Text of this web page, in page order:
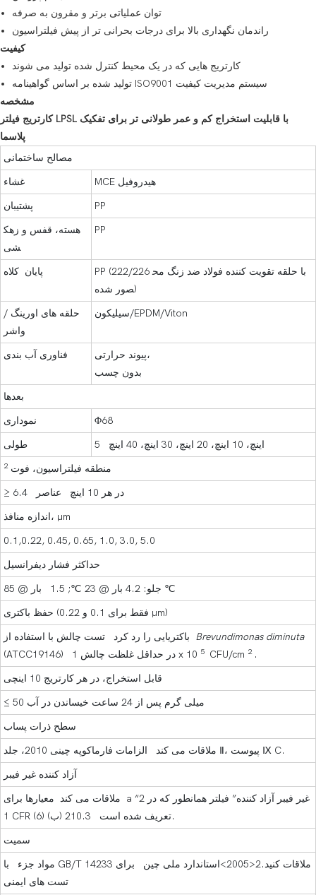
توان عملیاتی برتر و مقرون به صرفه
راندمان نگهداری بالا برای درجات بحرانی تر از پیش فیلتراسیون
کیفیت
کارتریج هایی که در یک محیط کنترل شده تولید می شوند
تولید شده بر اساس گواهینامه ISO9001 سیستم مدیریت کیفیت
مشخصه
کارتریج فیلتر LPSL با قابلیت استخراج کم و عمر طولانی تر برای تفکیک
پلاسما
مصالح ساختمانی
غشاء
MCE هیدروفیل
PP
هسته، قفس و زهک
شی
PP
پایان کلاه
PP (222/226 با حلقه تقویت کننده فولاد ضد زنگ مح
صور شده)
حلقه های اورینگ /
واشر
سیلیکون/EPDM/Viton
فناوری آب بندی
پیوند حرارتی،
بدون چسب
بعدها
نموداری
Φ68
طولی
5 اینچ، 10 اینچ، 20 اینچ، 30 اینچ، 40 اینچ
منطقه فیلتراسیون، فوت2
≥ 6.4 در هر 10 اینچ عناصر
اندازه منافذ، μm
0.1,0.22, 0.45, 0.65, 1.0, 3.0, 5.0
حداکثر فشار دیفرانسیل
جلو: 4.2 بار @ 23 ℃; 1.5 بار @ 85 ℃
حفظ باکتری (فقط برای 0.1 و 0.22 μm)
Brevundimonas diminuta
(ATCC19146) در حداقل غلظت چالش 1 x 10 5 CFU/cm 2 .
قابل استخراج، در هر کارتریج 10 اینچی
≤ 50 میلی گرم پس از 24 ساعت خیساندن در آب
سطح ذرات پساب
ملاقات می کند الزامات فارماکوپه چینی 2010، جلد Ⅱ، پیوست Ⅸ C.
آزاد کننده غیر فیبر
ملاقات می کند معیارها برای a “غیر فیبر آزاد کننده” فیلتر همانطور که در 2
1 CFR تعریف شده است 210.3 (ب) (6).
سمیت
مواد جزء با GB/T 14233 ملاقات کنید.2<2005>استاندارد ملی چین برای
تست های ایمنی